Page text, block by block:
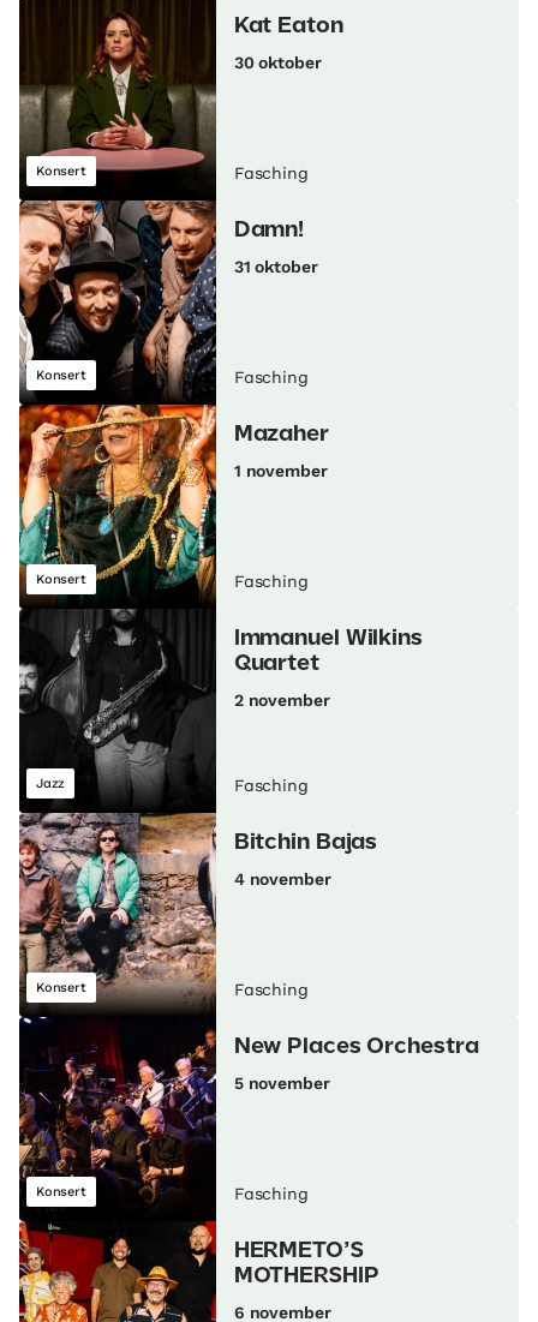
Konsert
Kat Eaton
30 oktober
Fasching
Konsert
Damn!
31 oktober
Fasching
Konsert
Mazaher
1 november
Fasching
Jazz
Immanuel Wilkins
Quartet
2 november
Fasching
Konsert
Bitchin Bajas
4 november
Fasching
Konsert
New Places Orchestra
5 november
Fasching
HERMETO’S
MOTHERSHIP
6 november